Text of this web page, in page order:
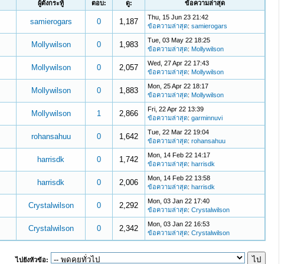
ผู้ตั้งกระทู้ ตอบ: ดู: ข้อความล่าสุด
samierogars 0 1,187
Thu, 15 Jun 23 21:42
ข้อความล่าสุด:samierogars
Mollywilson 0 1,983
Tue, 03 May 22 18:25
ข้อความล่าสุด:Mollywilson
Mollywilson 0 2,057
Wed, 27 Apr 22 17:43
ข้อความล่าสุด:Mollywilson
Mollywilson 0 1,883
Mon, 25 Apr 22 18:17
ข้อความล่าสุด:Mollywilson
Mollywilson 1 2,866
Fri, 22 Apr 22 13:39
ข้อความล่าสุด:garminnuvi
rohansahuu 0 1,642
Tue, 22 Mar 22 19:04
ข้อความล่าสุด:rohansahuu
harrisdk 0 1,742
Mon, 14 Feb 22 14:17
ข้อความล่าสุด:harrisdk
harrisdk 0 2,006
Mon, 14 Feb 22 13:58
ข้อความล่าสุด:harrisdk
Crystalwilson 0 2,292
Mon, 03 Jan 22 17:40
ข้อความล่าสุด:Crystalwilson
Crystalwilson 0 2,342
Mon, 03 Jan 22 16:53
ข้อความล่าสุด:Crystalwilson
ไปยังหัวข้อ: